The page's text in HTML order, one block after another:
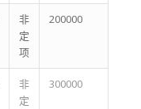
非
定
项
200000
非
定
300000